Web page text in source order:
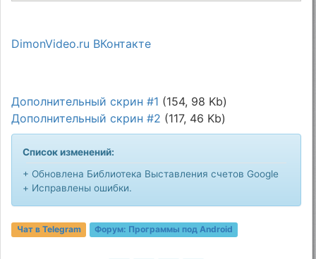
DimonVideo.ru ВКонтакте
Дополнительный скрин #1 (154, 98 Kb)
Дополнительный скрин #2 (117, 46 Kb)
Список изменений:
+ Обновлена Библиотека Выставления счетов Google
+ Исправлены ошибки.
Чат в Telegram Форум: Программы под Android